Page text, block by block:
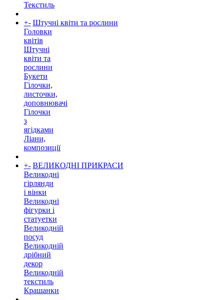
Текстиль
+- Штучні квіти та рослини
Головки
квітів
Штучні
квіти та
рослини
Букети
Гілочки,
листочки,
доповнювачі
Гілочки
з
ягідками
Ліани,
композиції
+- ВЕЛИКОДНІ ПРИКРАСИ
Великодні
гірлянди
і вінки
Великодні
фігурки і
статуетки
Великодній
посуд
Великодній
дрібний
декор
Великодній
текстиль
Крашанки